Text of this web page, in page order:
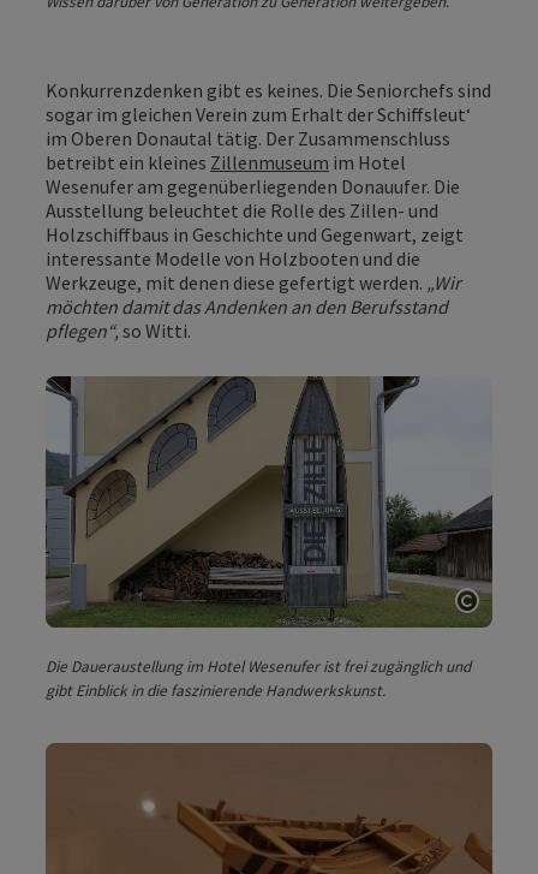
Konkurrenzdenken gibt es keines. Die Seniorchefs sind
sogar im gleichen Verein zum Erhalt der Schiffsleut‘
im Oberen Donautal tätig. Der Zusammenschluss
betreibt ein kleines Zillenmuseum im Hotel
Wesenufer am gegenüberliegenden Donauufer. Die
Ausstellung beleuchtet die Rolle des Zillen- und
Holzschiffbaus in Geschichte und Gegenwart, zeigt
interessante Modelle von Holzbooten und die
Werkzeuge, mit denen diese gefertigt werden. „Wir
möchten damit das Andenken an den Berufsstand
pflegen“, so Witti.
Die Daueraustellung im Hotel Wesenufer ist frei zugänglich und
gibt Einblick in die faszinierende Handwerkskunst.